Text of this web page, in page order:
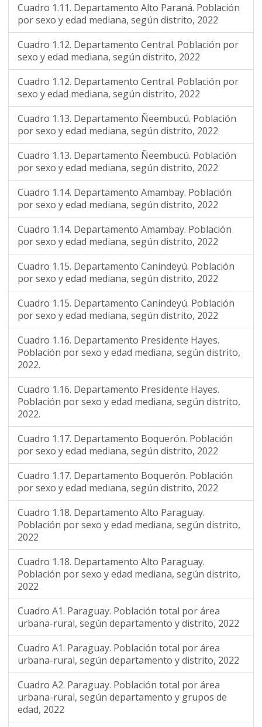
Cuadro 1.11. Departamento Alto Paraná. Población
por sexo y edad mediana, según distrito, 2022
Cuadro 1.12. Departamento Central. Población por
sexo y edad mediana, según distrito, 2022
Cuadro 1.12. Departamento Central. Población por
sexo y edad mediana, según distrito, 2022
Cuadro 1.13. Departamento Ñeembucú. Población
por sexo y edad mediana, según distrito, 2022
Cuadro 1.13. Departamento Ñeembucú. Población
por sexo y edad mediana, según distrito, 2022
Cuadro 1.14. Departamento Amambay. Población
por sexo y edad mediana, según distrito, 2022
Cuadro 1.14. Departamento Amambay. Población
por sexo y edad mediana, según distrito, 2022
Cuadro 1.15. Departamento Canindeyú. Población
por sexo y edad mediana, según distrito, 2022
Cuadro 1.15. Departamento Canindeyú. Población
por sexo y edad mediana, según distrito, 2022
Cuadro 1.16. Departamento Presidente Hayes.
Población por sexo y edad mediana, según distrito,
2022.
Cuadro 1.16. Departamento Presidente Hayes.
Población por sexo y edad mediana, según distrito,
2022.
Cuadro 1.17. Departamento Boquerón. Población
por sexo y edad mediana, según distrito, 2022
Cuadro 1.17. Departamento Boquerón. Población
por sexo y edad mediana, según distrito, 2022
Cuadro 1.18. Departamento Alto Paraguay.
Población por sexo y edad mediana, según distrito,
2022
Cuadro 1.18. Departamento Alto Paraguay.
Población por sexo y edad mediana, según distrito,
2022
Cuadro A1. Paraguay. Población total por área
urbana-rural, según departamento y distrito, 2022
Cuadro A1. Paraguay. Población total por área
urbana-rural, según departamento y distrito, 2022
Cuadro A2. Paraguay. Población total por área
urbana-rural, según departamento y grupos de
edad, 2022